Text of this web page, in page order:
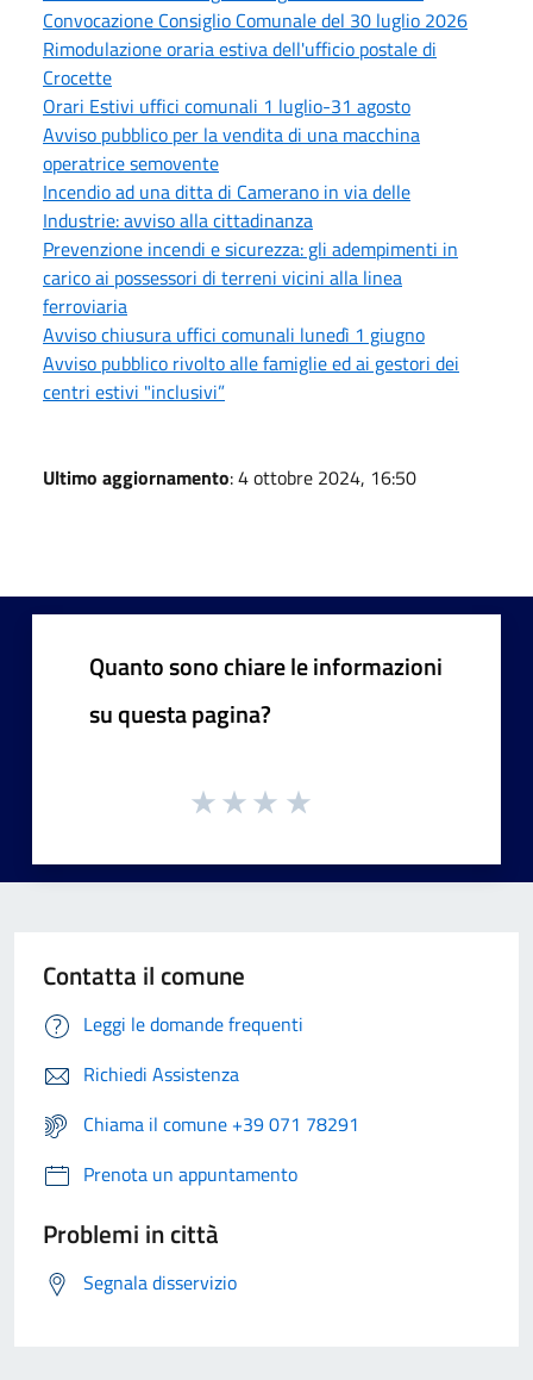
Convocazione Consiglio Comunale del 30 luglio 2026
Rimodulazione oraria estiva dell'ufficio postale di
Crocette
Orari Estivi uffici comunali 1 luglio-31 agosto
Avviso pubblico per la vendita di una macchina
operatrice semovente
Incendio ad una ditta di Camerano in via delle
Industrie: avviso alla cittadinanza
Prevenzione incendi e sicurezza: gli adempimenti in
carico ai possessori di terreni vicini alla linea
ferroviaria
Avviso chiusura uffici comunali lunedì 1 giugno
Avviso pubblico rivolto alle famiglie ed ai gestori dei
centri estivi "inclusivi”
Ultimo aggiornamento: 4 ottobre 2024, 16:50
Quanto sono chiare le informazioni
su questa pagina?
Contatta il comune
Leggi le domande frequenti
Richiedi Assistenza
Chiama il comune +39 071 78291
Prenota un appuntamento
Problemi in città
Segnala disservizio